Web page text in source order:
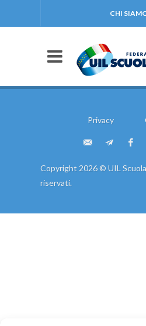
CHI
Privacy
Copyright 2026 © UIL
riservati.